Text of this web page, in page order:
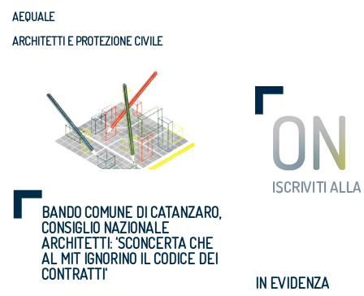
AEQUALE
ARCHITETTI E PROTEZIONE CIVILE
BANDO COMUNE DI CATANZARO,
CONSIGLIO NAZIONALE
ARCHITETTI: 'SCONCERTA CHE
AL MIT IGNORINO IL CODICE DEI
CONTRATTI'
IN EVIDENZA